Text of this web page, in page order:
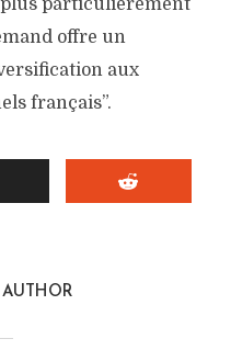
plus particulièrement
offre un
aux
français”.